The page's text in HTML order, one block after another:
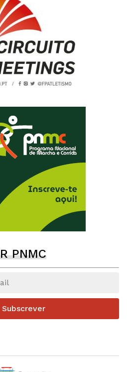
PNMC
Subscrever